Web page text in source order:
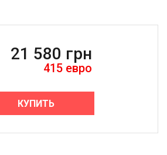
21 580 грн
415 евро
КУПИТЬ